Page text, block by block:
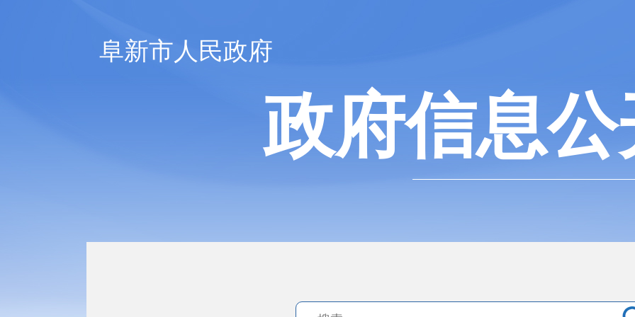
阜新市人民政府
政府信息公